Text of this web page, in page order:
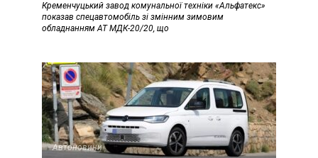
Кременчуцький завод комунальної техніки «Альфатекс»
показав спецавтомобіль зі змінним зимовим
обладнанням АТ МДК-20/20, що
Автоновини